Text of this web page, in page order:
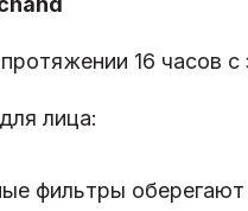
16 часов
лица:
фильтры